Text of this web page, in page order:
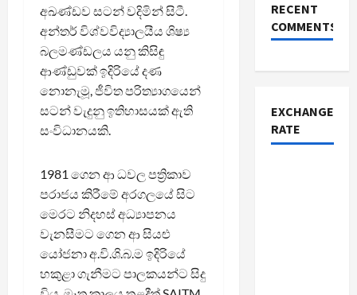
අඛණ්ඩව සටන් වදිමින් සිටී.
අන්තර් විශ්වවිද්‍යාලයීය ශිෂ්‍ය
බලමණ්ඩලය යනු කිසිඳු
ආණ්ඩුවක් ඉදිරියේ දණ
නොනැමූ, ජීවිත පරිත්‍යාගයෙන්
සටන් වැදුනු ඉතිහාසයක් ඇති
සංවිධානයකි.
1981 ගෙන ආ ධවල පත්‍රිකාව
පරාජය කිරීමේ අරගලයේ සිට
මෙරට නිදහස් අධ්‍යාපනය
වැනසීමට ගෙන ආ සියළු
යෝජනා අ.වි.ශි.බ.ම ඉදිරියේ
හකුළා ගැනීමට පාලකයන්ට සිදු
RECENT
COMMENTS
EXCHANGE
RATE